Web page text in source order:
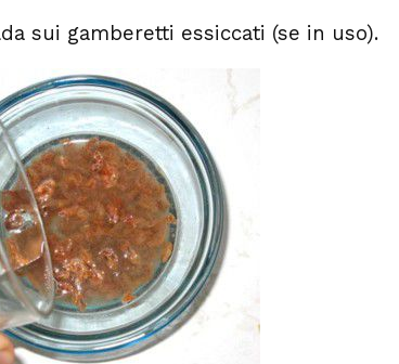
sui gamberetti essiccati (se in uso).